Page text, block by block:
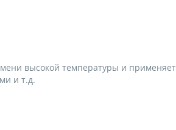
высокой температуры и
и т.д.